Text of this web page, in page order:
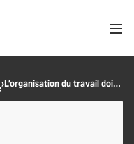
› L’organisation du travail doit sortir du taylorisme